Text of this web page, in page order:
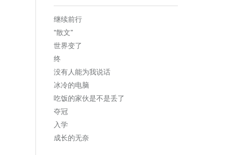
继续前行
“散文”
世界变了
终
没有人能为我说话
冰冷的电脑
吃饭的家伙是不是丢了
夺冠
入学
成长的无奈